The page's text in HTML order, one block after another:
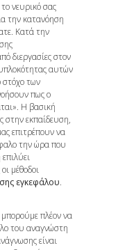
νευρικό σας
την κατανόηση
Κατά την
διεργασίες στον
αυτών
στόχο των
πως ο
Η βασική
στην εκπαίδευση,
επιτρέπουν να
την ώρα που
μέθοδοι
εγκεφάλου.
μπορούμε πλέον να
του αναγνώστη
είναι